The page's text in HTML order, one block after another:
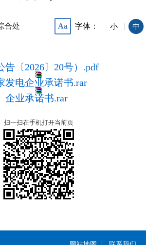
合处 Aa 字体： 小 | 中
〔2026〕20号）.pdf
发电企业承诺书.rar
企业承诺书.rar
扫一扫在手机打开当前页